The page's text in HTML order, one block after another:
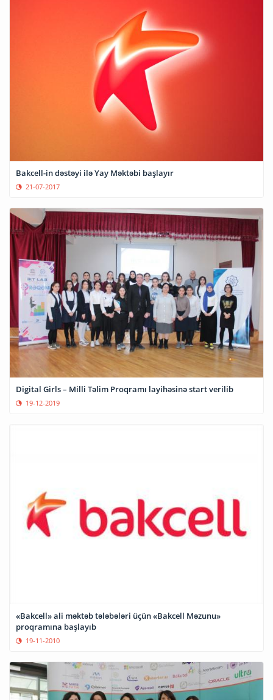
Bakcell-in dəstəyi ilə Yay Məktəbi başlayır
21-07-2017
Digital Girls – Milli Təlim Proqramı layihəsinə start verilib
19-12-2019
«Bakcell» ali məktəb tələbələri üçün «Bakcell Məzunu»
proqramına başlayıb
19-11-2010